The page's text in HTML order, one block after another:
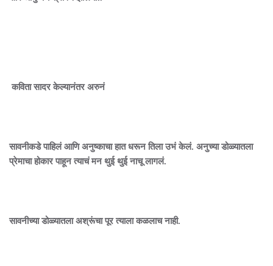
कविता सादर केल्यानंतर अरुनं
सावनीकडे पाहिलं आणि अनुष्काचा हात धरून तिला उभं केलं. अनुच्या डोळ्यातला
प्रेमाचा होकार पाहून त्याचं मन थुई थुई नाचू लागलं.
सावनीच्या डोळ्यातला अश्रूंचा पूर त्याला कळलाच नाही.